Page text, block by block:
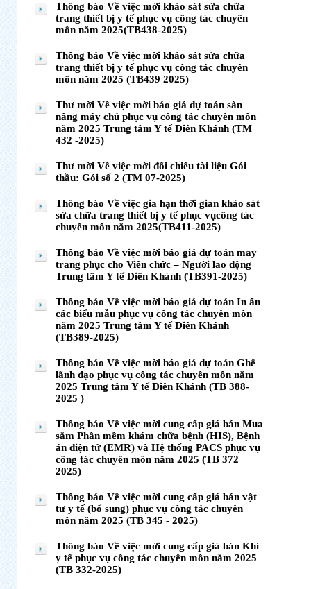
Thông báo Về việc mời khảo sát sửa chữa
trang thiết bị y tế phục vụ công tác chuyên
môn năm 2025(TB438-2025)
Thông báo Về việc mời khảo sát sửa chữa
trang thiết bị y tế phục vụ công tác chuyên
môn năm 2025 (TB439 2025)
Thư mời Về việc mời báo giá dự toán sàn
nâng máy chủ phục vụ công tác chuyên môn
năm 2025 Trung tâm Y tế Diên Khánh (TM
432 -2025)
Thư mời Về việc mời đối chiếu tài liệu Gói
thầu: Gói số 2 (TM 07-2025)
Thông báo Về việc gia hạn thời gian khảo sát
sửa chữa trang thiết bị y tế phục vụcông tác
chuyên môn năm 2025(TB411-2025)
Thông báo Về việc mời báo giá dự toán may
trang phục cho Viên chức – Người lao động
Trung tâm Y tế Diên Khánh (TB391-2025)
Thông báo Về việc mời báo giá dự toán In ấn
các biểu mẫu phục vụ công tác chuyên môn
năm 2025 Trung tâm Y tế Diên Khánh
(TB389-2025)
Thông báo Về việc mời báo giá dự toán Ghế
lãnh đạo phục vụ công tác chuyên môn năm
2025 Trung tâm Y tế Diên Khánh (TB 388-
2025 )
Thông báo Về việc mời cung cấp giá bán Mua
sắm Phần mềm khám chữa bệnh (HIS), Bệnh
án điện tử (EMR) và Hệ thống PACS phục vụ
công tác chuyên môn năm 2025 (TB 372
2025)
Thông báo Về việc mời cung cấp giá bán vật
tư y tế (bổ sung) phục vụ công tác chuyên
môn năm 2025 (TB 345 - 2025)
Thông báo Về việc mời cung cấp giá bán Khí
y tế phục vụ công tác chuyên môn năm 2025
(TB 332-2025)